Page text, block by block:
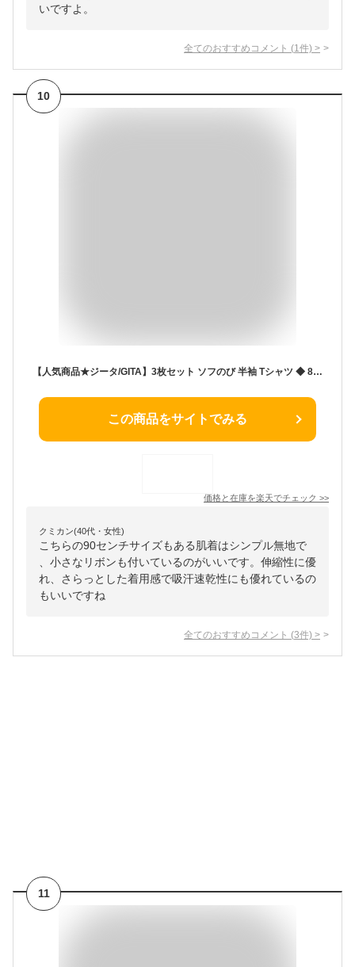
いですよ。
全てのおすすめコメント (1 件) >
10
【人気商品★ジータ/GITA】3枚セット ソフのび 半袖 Tシャツ ◆ 80 90 100 110 120 130 ◆ ◇ 子ども 子供 ベビー キッズ こども服 子供 子供服 肌着 下着 インナー 女の子 春 秋 冬 無地 リボン付 通学 通園 保育園 幼稚園 小学生
この商品をサイトでみる
価格と在庫を楽天でチェック >>
クミカン(40代・女性)
こちらの90センチサイズもある肌着はシンプル無地で
、小さなリボンも付いているのがいいです。伸縮性に優
れ、さらっとした着用感で吸汗速乾性にも優れているの
もいいですね
全てのおすすめコメント (3件) >
11